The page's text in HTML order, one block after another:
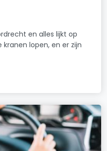
en alles lijkt op
lopen, en er zijn